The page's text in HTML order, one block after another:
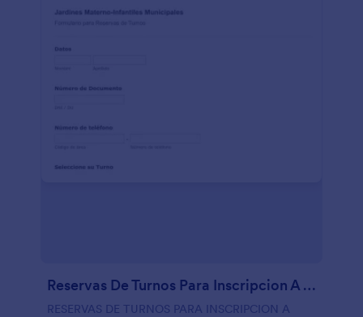
Reservas De Turnos Para Inscripcion A Jardines
RESERVAS DE TURNOS PARA INSCRIPCION A